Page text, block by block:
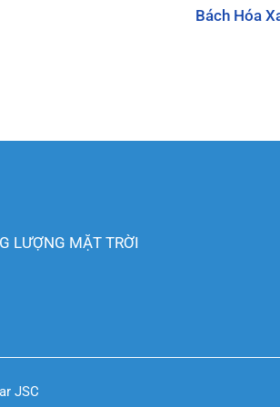
Bách Hóa
LƯỢNG MẶT TRỜI
JSC